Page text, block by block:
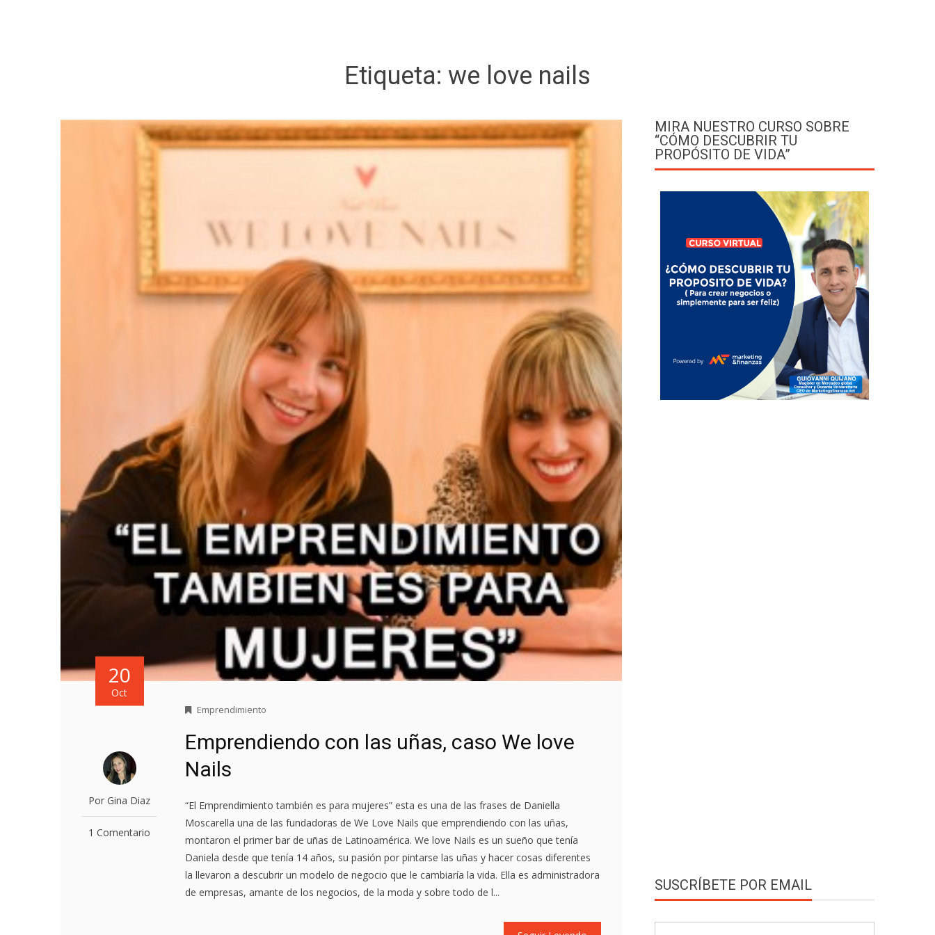
Etiqueta: we love nails
20
Oct
Por Gina Diaz
1 Comentario
Emprendimiento
Emprendiendo con las uñas, caso We love
Nails
“El Emprendimiento también es para mujeres” esta es una de las frases de Daniella
Moscarella una de las fundadoras de We Love Nails que emprendiendo con las uñas,
montaron el primer bar de uñas de Latinoamérica. We love Nails es un sueño que tenía
Daniela desde que tenía 14 años, su pasión por pintarse las uñas y hacer cosas diferentes
la llevaron a descubrir un modelo de negocio que le cambiaría la vida. Ella es administradora
de empresas, amante de los negocios, de la moda y sobre todo de l...
MIRA NUESTRO CURSO SOBRE
“CÓMO DESCUBRIR TU
PROPÓSITO DE VIDA”
SUSCRÍBETE POR EMAIL